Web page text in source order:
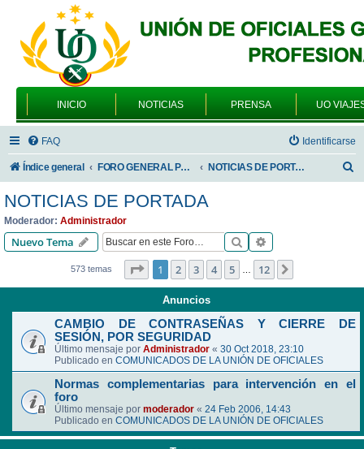
INICIO NOTICIAS PRENSA UO
FAQ Identificarse
Índice general FORO GENERAL PARA TODOS LOS USUARIOS NOTICIAS DE PORTADA
NOTICIAS DE PORTADA
Moderador: Administrador
Nuevo Tema Buscar
573 temas Página de 12
1 2 3 4 5 … 12
Anuncios
CAMBIO DE CONTRASEÑAS Y CIERRE DE
SESIÓN, POR SEGURIDAD
Último mensaje por Administrador « 30 Oct 2018, 23:10
Publicado en COMUNICADOS DE LA UNIÓN DE OFICIALES
Normas complementarias para intervención en el
foro
Último mensaje por moderador « 24 Feb 2006, 14:43
Publicado en COMUNICADOS DE LA UNIÓN DE OFICIALES